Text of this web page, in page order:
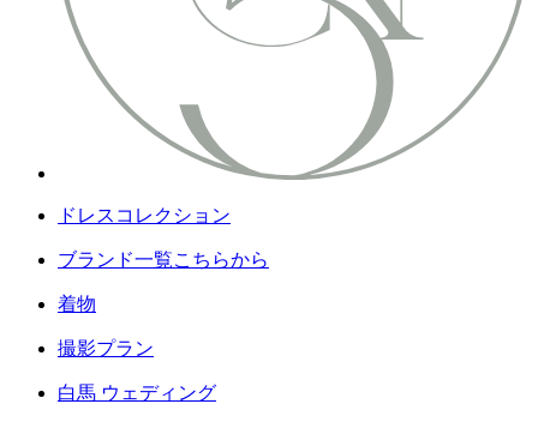
ドレスコレクション
ブランド一覧こちらから
着物
撮影プラン
白馬 ウェディング